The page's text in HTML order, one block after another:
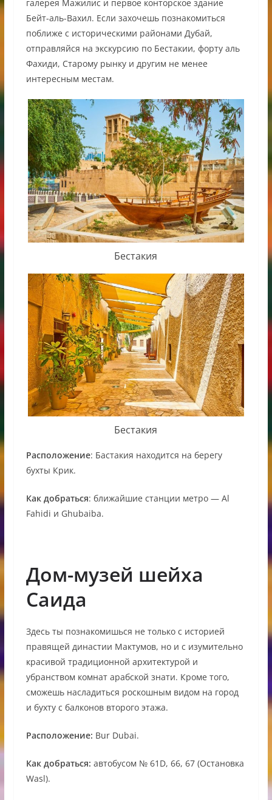
галерея Мажилис и первое конторское здание
Бейт-аль-Вахил. Если захочешь познакомиться
поближе с историческими районами Дубай,
отправляйся на экскурсию по Бестакии, форту аль
Фахиди, Старому рынку и другим не менее
интересным местам.
Бестакия
Бестакия
Расположение: Бастакия находится на берегу
бухты Крик.
Как добраться: ближайшие станции метро — Al
Fahidi и Ghubaiba.
Дом-музей шейха
Саида
Здесь ты познакомишься не только с историей
правящей династии Мактумов, но и с изумительно
красивой традиционной архитектурой и
убранством комнат арабской знати. Кроме того,
сможешь насладиться роскошным видом на город
и бухту с балконов второго этажа.
Расположение: Bur Dubai.
Как добраться: автобусом № 61D, 66, 67 (Остановка
Wasl).